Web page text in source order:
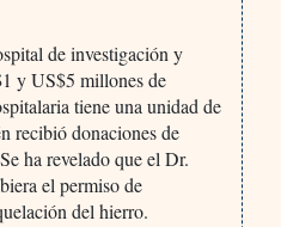
de investigación y
y US$5 millones de
tiene una unidad de
recibió donaciones de
ha revelado que el Dr.
el permiso de
del hierro.